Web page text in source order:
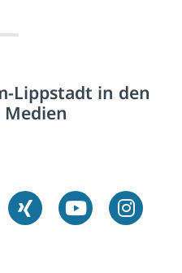
Lippstadt in den
Medien